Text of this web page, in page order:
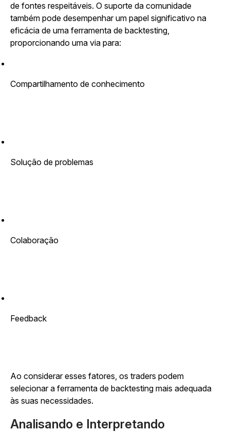
de fontes respeitáveis. O suporte da comunidade
também pode desempenhar um papel significativo na
eficácia de uma ferramenta de backtesting,
proporcionando uma via para:
Compartilhamento de conhecimento
Solução de problemas
Colaboração
Feedback
Ao considerar esses fatores, os traders podem
selecionar a ferramenta de backtesting mais adequada
às suas necessidades.
Analisando e Interpretando